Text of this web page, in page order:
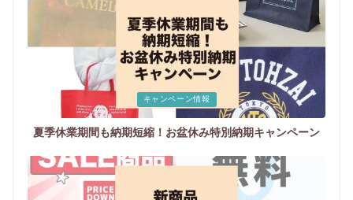
キャンペーン情報
夏季休業期間も納期短縮！お盆休み特別納期キャンペーン